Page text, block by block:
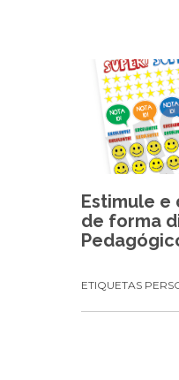
Estimule e
de forma
ETIQUETAS